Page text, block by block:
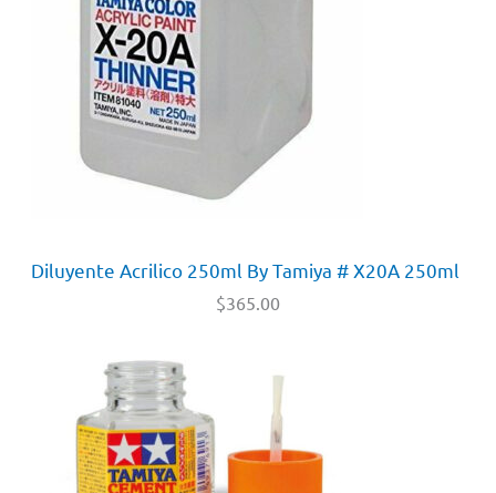
Diluyente Acrilico 250ml By Tamiya # X20A 250ml
$365.00